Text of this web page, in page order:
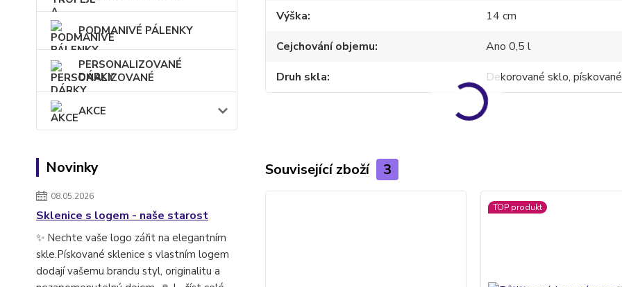
PODMANIVÉ PÁLENKY
PERSONALIZOVANÉ
DÁRKY
AKCE
Novinky
08.05.2026
Sklenice s logem - naše starost
✨ Nechte vaše logo zářit na elegantním
skle.Pískované sklenice s vlastním logem
dodají vašemu brandu styl, originalitu a
Výška
14 cm
Cejchování objemu
Ano 0,5 l
Druh skla
Dekorované sklo,
Související zboží 3
TOP produkt